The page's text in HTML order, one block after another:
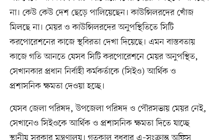
না। কেউ কেউ দেশ ছেড়ে পালিয়েছেন। কাউন্সিলরদের খোঁজ
মিলছে না। মেয়র ও কাউন্সিলরদের অনুপস্থিতিতে সিটি
করপোরেশনের কাজে স্থবিরতা দেখা দিয়েছে। এমন বাস্তবতায়
কাজে গতি আনতে যেসব সিটি করপোরেশনে মেয়র অনুপস্থিত,
সেখানকার প্রধান নির্বাহী কর্মকর্তাকে (সিইও) আর্থিক ও
প্রশাসনিক ক্ষমতা দেওয়া হচ্ছে।
যেসব জেলা পরিষদ, উপজেলা পরিষদ ও পৌরসভায় মেয়র নেই,
সেখানেও সিইওকে আর্থিক ও প্রশাসনিক ক্ষমতা দিতে যাচ্ছে